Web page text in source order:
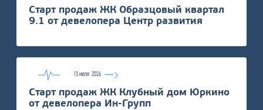
Старт продаж ЖК Образцовый квартал
9.1 от девелопера Центр развития
13 июля2026
Старт продаж ЖК Клубный дом Юркино
от девелопера Ин-Групп